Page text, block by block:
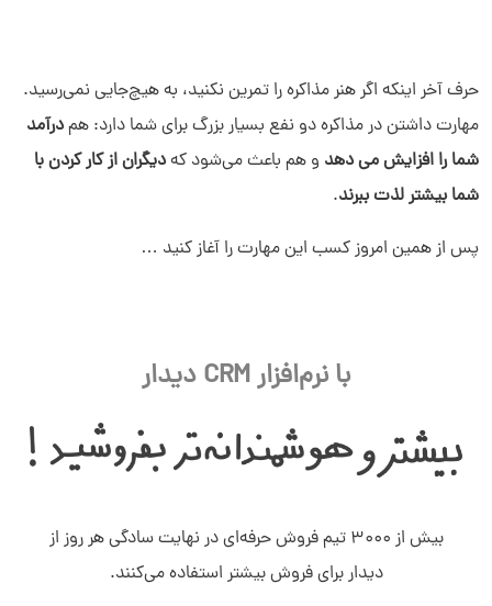
حرف آخر اینکه اگر هنر مذاکره را تمرین نکنید، به هیچ‌جایی نمی‌رسید.
مهارت داشتن در مذاکره دو نفع بسیار بزرگ برای شما دارد: همدرآمد
شما را افزایش می دهد و هم باعث می‌شود کهدیگران از کار کردن با
شما بیشتر لذت ببرند.
پس از همین امروز کسب این مهارت را آغاز کنید …
با نرم‌افزار CRM دیدار
بیش‌ از ۳۰۰۰ تیم فروش حرفه‌ای در نهایت سادگی هر روز از
دیدار برای فروش بیشتر استفاده می‌کنند.